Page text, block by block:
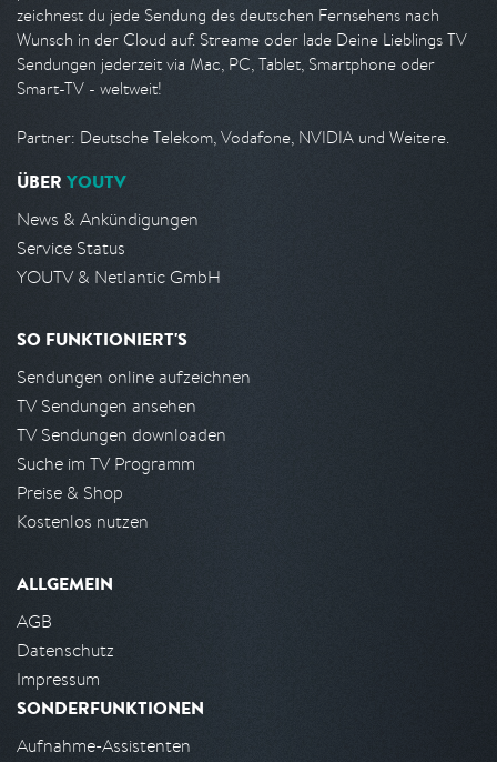
zeichnest du jede Sendung des deutschen Fernsehens nach
Wunsch in der Cloud auf. Streame oder lade Deine Lieblings TV
Sendungen jederzeit via Mac, PC, Tablet, Smartphone oder
Smart-TV - weltweit!
Partner: Deutsche Telekom, Vodafone, NVIDIA und Weitere.
ÜBER YOUTV
News & Ankündigungen
Service Status
YOUTV & Netlantic GmbH
SO FUNKTIONIERT'S
Sendungen online aufzeichnen
TV Sendungen ansehen
TV Sendungen downloaden
Suche im TV Programm
Preise & Shop
Kostenlos nutzen
ALLGEMEIN
AGB
Datenschutz
Impressum
SONDERFUNKTIONEN
Aufnahme-Assistenten